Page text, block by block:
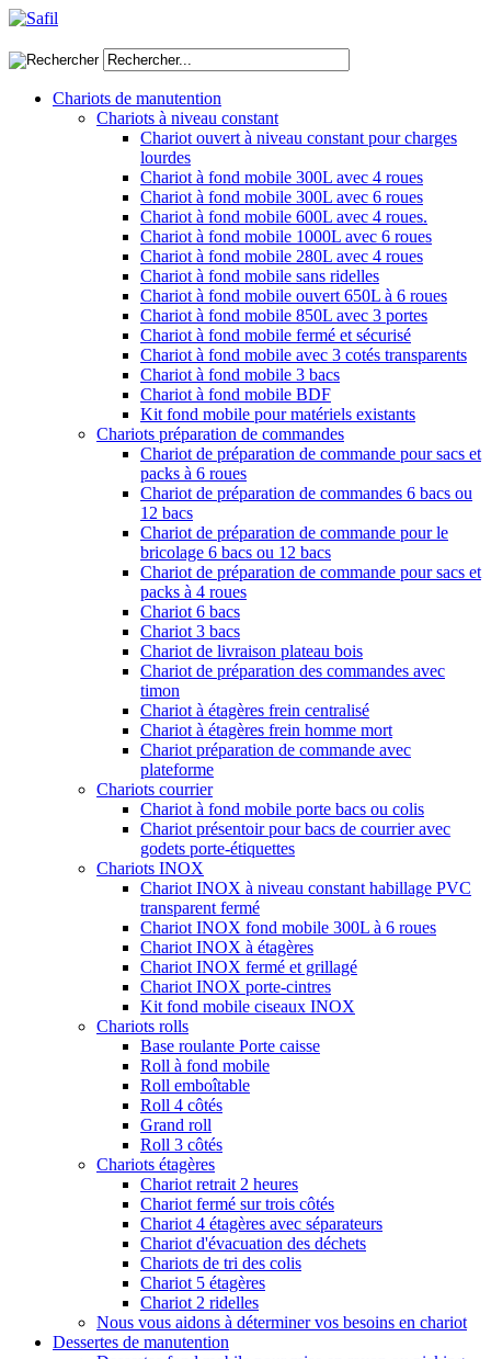
Chariots de manutention
Chariots à niveau constant
Chariot ouvert à niveau constant pour charges
lourdes
Chariot à fond mobile 300L avec 4 roues
Chariot à fond mobile 300L avec 6 roues
Chariot à fond mobile 600L avec 4 roues.
Chariot à fond mobile 1000L avec 6 roues
Chariot à fond mobile 280L avec 4 roues
Chariot à fond mobile sans ridelles
Chariot à fond mobile ouvert 650L à 6 roues
Chariot à fond mobile 850L avec 3 portes
Chariot à fond mobile fermé et sécurisé
Chariot à fond mobile avec 3 cotés transparents
Chariot à fond mobile 3 bacs
Chariot à fond mobile BDF
Kit fond mobile pour matériels existants
Chariots préparation de commandes
Chariot de préparation de commande pour sacs et
packs à 6 roues
Chariot de préparation de commandes 6 bacs ou
12 bacs
Chariot de préparation de commande pour le
bricolage 6 bacs ou 12 bacs
Chariot de préparation de commande pour sacs et
packs à 4 roues
Chariot 6 bacs
Chariot 3 bacs
Chariot de livraison plateau bois
Chariot de préparation des commandes avec
timon
Chariot à étagères frein centralisé
Chariot à étagères frein homme mort
Chariot préparation de commande avec
plateforme
Chariots courrier
Chariot à fond mobile porte bacs ou colis
Chariot présentoir pour bacs de courrier avec
godets porte-étiquettes
Chariots INOX
Chariot INOX à niveau constant habillage PVC
transparent fermé
Chariot INOX fond mobile 300L à 6 roues
Chariot INOX à étagères
Chariot INOX fermé et grillagé
Chariot INOX porte-cintres
Kit fond mobile ciseaux INOX
Chariots rolls
Base roulante Porte caisse
Roll à fond mobile
Roll emboîtable
Roll 4 côtés
Grand roll
Roll 3 côtés
Chariots étagères
Chariot retrait 2 heures
Chariot fermé sur trois côtés
Chariot 4 étagères avec séparateurs
Chariot d'évacuation des déchets
Chariots de tri des colis
Chariot 5 étagères
Chariot 2 ridelles
Nous vous aidons à déterminer vos besoins en chariot
Dessertes de manutention